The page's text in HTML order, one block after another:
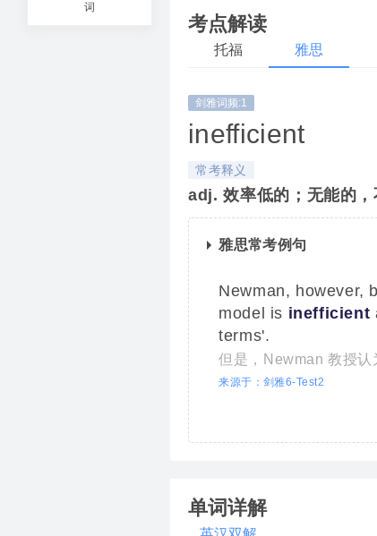
词
考点解读
托福 雅思
剑雅词频:1
inefficient
常考释义
adj. 效率低的；无能的，
雅思常考例句
Newman, however,
model is inefficient
terms'.
但是，Newman 教授认
来源于：剑雅6-Test2
单词详解